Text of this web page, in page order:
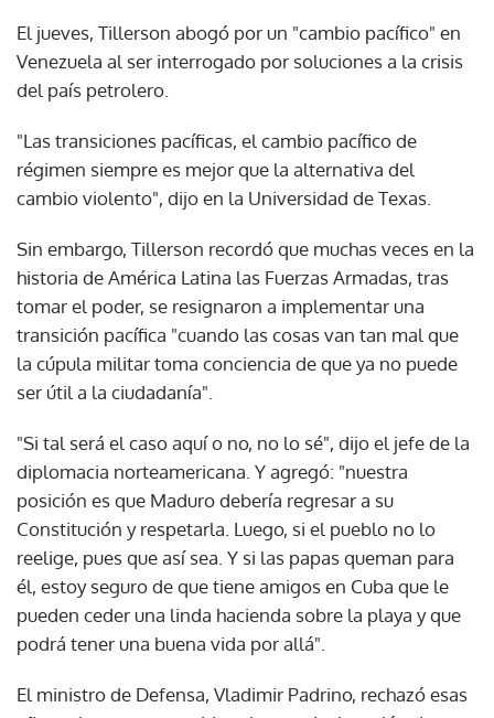
El jueves, Tillerson abogó por un "cambio pacífico" en
Venezuela al ser interrogado por soluciones a la crisis
del país petrolero.
"Las transiciones pacíficas, el cambio pacífico de
régimen siempre es mejor que la alternativa del
cambio violento", dijo en la Universidad de Texas.
Sin embargo, Tillerson recordó que muchas veces en la
historia de América Latina las Fuerzas Armadas, tras
tomar el poder, se resignaron a implementar una
transición pacífica "cuando las cosas van tan mal que
la cúpula militar toma conciencia de que ya no puede
ser útil a la ciudadanía".
"Si tal será el caso aquí o no, no lo sé", dijo el jefe de la
diplomacia norteamericana. Y agregó: "nuestra
posición es que Maduro debería regresar a su
Constitución y respetarla. Luego, si el pueblo no lo
reelige, pues que así sea. Y si las papas queman para
él, estoy seguro de que tiene amigos en Cuba que le
pueden ceder una linda hacienda sobre la playa y que
podrá tener una buena vida por allá".
El ministro de Defensa, Vladimir Padrino, rechazó esas